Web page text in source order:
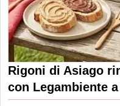
Rigoni di Asiago
con Legambiente